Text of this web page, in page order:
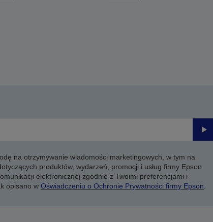
na otrzymywanie wiadomości marketingowych, w tym na
produktów, wydarzeń, promocji i usług firmy Epson
elektronicznej zgodnie z Twoimi preferencjami i
opisano w Oświadczeniu o Ochronie Prywatności firmy Epson